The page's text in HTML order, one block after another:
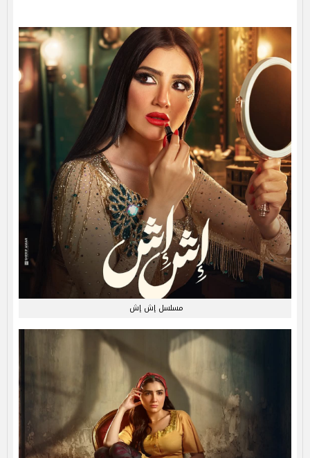
مسلسل إش إش